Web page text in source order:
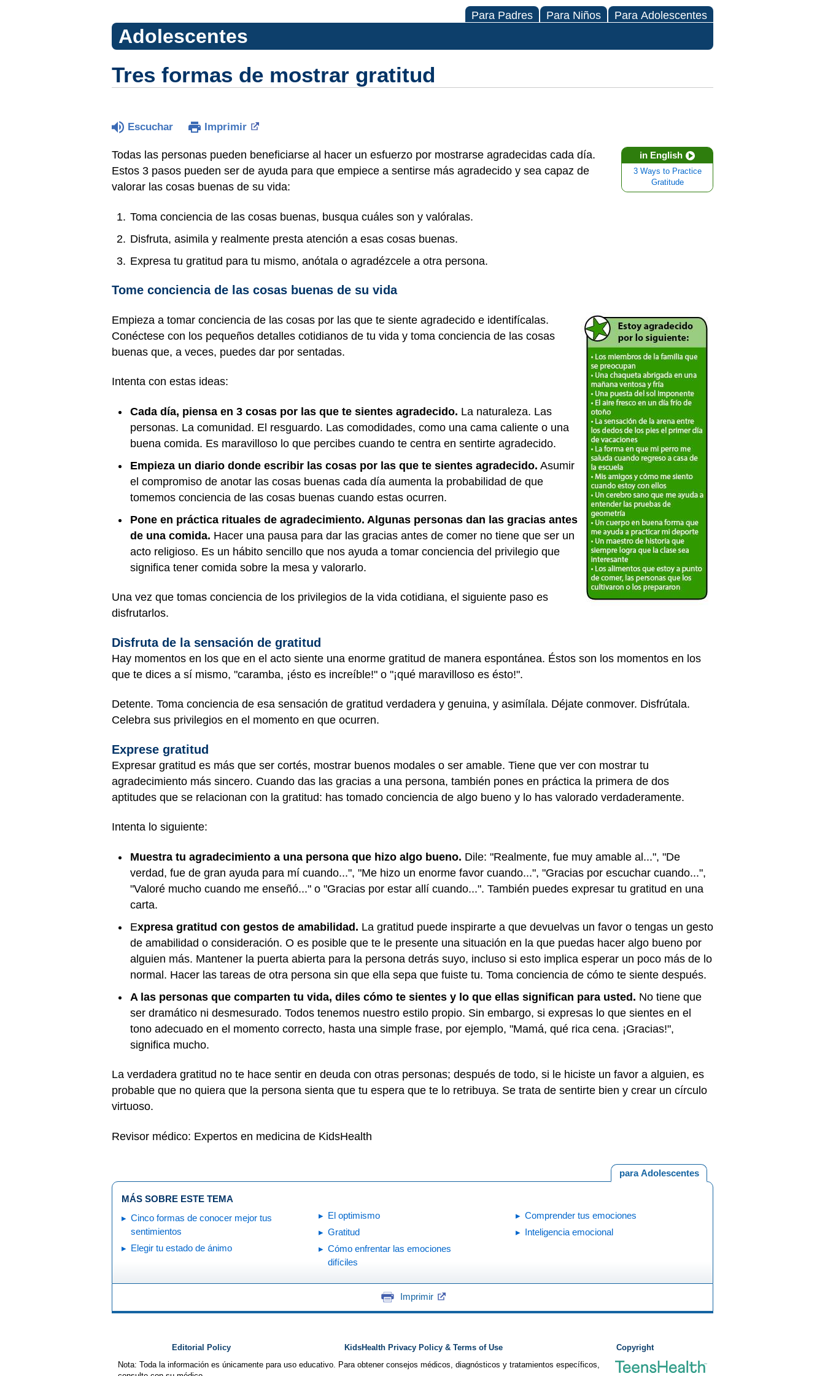
Para Padres Para Niños Para Adolescentes
Adolescentes
Tres formas de mostrar gratitud
Escuchar Imprimir
in English
3 Ways to Practice
Gratitude
Todas las personas pueden beneficiarse al hacer un esfuerzo por mostrarse agradecidas cada día.
Estos 3 pasos pueden ser de ayuda para que empiece a sentirse más agradecido y sea capaz de
valorar las cosas buenas de su vida:
Toma conciencia de las cosas buenas, busqua cuáles son y valóralas.
Disfruta, asimila y realmente presta atención a esas cosas buenas.
Expresa tu gratitud para tu mismo, anótala o agradézcele a otra persona.
Tome conciencia de las cosas buenas de su vida
Empieza a tomar conciencia de las cosas por las que te siente agradecido e identifícalas.
Conéctese con los pequeños detalles cotidianos de tu vida y toma conciencia de las cosas
buenas que, a veces, puedes dar por sentadas.
Intenta con estas ideas:
Cada día, piensa en 3 cosas por las que te sientes agradecido. La naturaleza. Las
personas. La comunidad. El resguardo. Las comodidades, como una cama caliente o una
buena comida. Es maravilloso lo que percibes cuando te centra en sentirte agradecido.
Empieza un diario donde escribir las cosas por las que te sientes agradecido. Asumir
el compromiso de anotar las cosas buenas cada día aumenta la probabilidad de que
tomemos conciencia de las cosas buenas cuando estas ocurren.
Pone en práctica rituales de agradecimiento. Algunas personas dan las gracias antes
de una comida. Hacer una pausa para dar las gracias antes de comer no tiene que ser un
acto religioso. Es un hábito sencillo que nos ayuda a tomar conciencia del privilegio que
significa tener comida sobre la mesa y valorarlo.
Una vez que tomas conciencia de los privilegios de la vida cotidiana, el siguiente paso es
disfrutarlos.
Disfruta de la sensación de gratitud
Hay momentos en los que en el acto siente una enorme gratitud de manera espontánea. Éstos son los momentos en los
que te dices a sí mismo, "caramba, ¡ésto es increíble!" o "¡qué maravilloso es ésto!".
Detente. Toma conciencia de esa sensación de gratitud verdadera y genuina, y asimílala. Déjate conmover. Disfrútala.
Celebra sus privilegios en el momento en que ocurren.
Exprese gratitud
Expresar gratitud es más que ser cortés, mostrar buenos modales o ser amable. Tiene que ver con mostrar tu
agradecimiento más sincero. Cuando das las gracias a una persona, también pones en práctica la primera de dos
aptitudes que se relacionan con la gratitud: has tomado conciencia de algo bueno y lo has valorado verdaderamente.
Intenta lo siguiente:
Muestra tu agradecimiento a una persona que hizo algo bueno. Dile: "Realmente, fue muy amable al...", "De
verdad, fue de gran ayuda para mí cuando...", "Me hizo un enorme favor cuando...", "Gracias por escuchar cuando...",
"Valoré mucho cuando me enseñó..." o "Gracias por estar allí cuando...". También puedes expresar tu gratitud en una
carta.
Expresa gratitud con gestos de amabilidad. La gratitud puede inspirarte a que devuelvas un favor o tengas un gesto
de amabilidad o consideración. O es posible que te le presente una situación en la que puedas hacer algo bueno por
alguien más. Mantener la puerta abierta para la persona detrás suyo, incluso si esto implica esperar un poco más de lo
normal. Hacer las tareas de otra persona sin que ella sepa que fuiste tu. Toma conciencia de cómo te siente después.
A las personas que comparten tu vida, diles cómo te sientes y lo que ellas significan para usted. No tiene que
ser dramático ni desmesurado. Todos tenemos nuestro estilo propio. Sin embargo, si expresas lo que sientes en el
tono adecuado en el momento correcto, hasta una simple frase, por ejemplo, "Mamá, qué rica cena. ¡Gracias!",
significa mucho.
La verdadera gratitud no te hace sentir en deuda con otras personas; después de todo, si le hiciste un favor a alguien, es
probable que no quiera que la persona sienta que tu espera que te lo retribuya. Se trata de sentirte bien y crear un círculo
virtuoso.
Revisor médico: Expertos en medicina de KidsHealth
para Adolescentes
MÁS SOBRE ESTE TEMA
Cinco formas de conocer mejor tus
sentimientos
Elegir tu estado de ánimo
El optimismo
Gratitud
Cómo enfrentar las emociones
difíciles
Comprender tus emociones
Inteligencia emocional
Imprimir
Editorial Policy KidsHealth Privacy Policy & Terms of Use
Copyright
Nota: Toda la información es únicamente para uso educativo. Para obtener consejos médicos, diagnósticos y tratamientos específicos,